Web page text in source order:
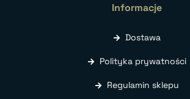
Informacje
Dostawa
Polityka prywatności
Regulamin sklepu